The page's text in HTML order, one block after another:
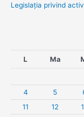
Legislaţia privind
L Ma
4
5
11
12